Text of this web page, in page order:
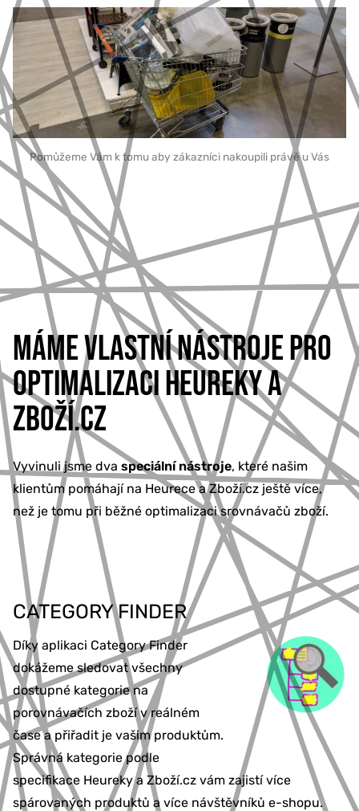
Pomůžeme Vám k tomu aby zákazníci nakoupili právě u Vás
MÁME VLASTNÍ NÁSTROJE PRO
OPTIMALIZACI HEUREKY A
ZBOŽÍ.CZ
Vyvinuli jsme dva speciální nástroje, které našim
klientům pomáhají na Heurece a Zboží.cz ještě více,
než je tomu při běžné optimalizaci srovnávačů zboží.
CATEGORY FINDER
Díky aplikaci Category Finder
dokážeme sledovat všechny
dostupné kategorie na
porovnávačích zboží v reálném
čase a přiřadit je vašim produktům.
Správná kategorie podle
specifikace Heureky a Zboží.cz vám zajistí více
spárovaných produktů a více návštěvníků e-shopu.